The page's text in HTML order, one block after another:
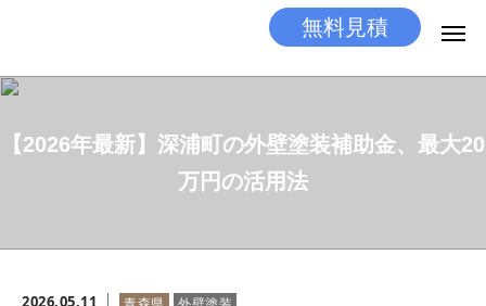
無料見積
【2026年最新】深浦町の外壁塗装補助金、最大20
万円の活用法
2026.05.11
LINEする 電話する
施工メニュー